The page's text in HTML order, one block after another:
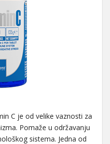
C je od velike vaznosti za
Pomaže u održavanju
sistema. Jedna od